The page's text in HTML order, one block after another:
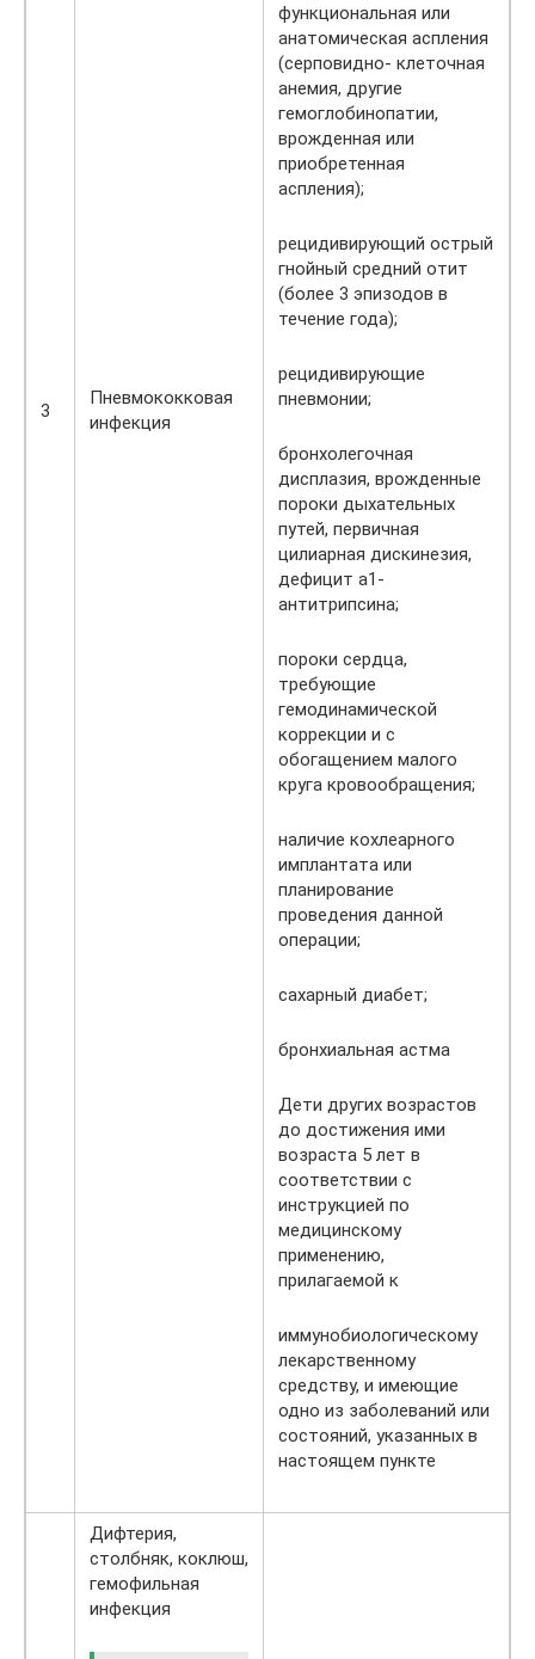
3
Пневмококковая
инфекция
функциональная или
анатомическая аспления
(серповидно- клеточная
анемия, другие
гемоглобинопатии,
врожденная или
приобретенная
аспления);
рецидивирующий острый
гнойный средний отит
(более 3 эпизодов в
течение года);
рецидивирующие
пневмонии;
бронхолегочная
дисплазия, врожденные
пороки дыхательных
путей, первичная
цилиарная дискинезия,
дефицит а1-
антитрипсина;
пороки сердца,
требующие
гемодинамической
коррекции и с
обогащением малого
круга кровообращения;
наличие кохлеарного
имплантата или
планирование
проведения данной
операции;
сахарный диабет;
бронхиальная астма
Дети других возрастов
до достижения ими
возраста 5 лет в
соответствии с
инструкцией по
медицинскому
применению,
прилагаемой к
иммунобиологическому
лекарственному
средству, и имеющие
одно из заболеваний или
состояний, указанных в
настоящем пункте
Дифтерия,
столбняк, коклюш,
гемофильная
инфекция